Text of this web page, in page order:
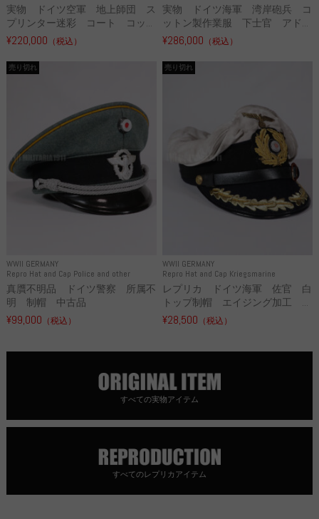
実物 ドイツ空軍 地上師団 ス
プリンター迷彩 コート コッ...
¥220,000 （税込）
実物 ドイツ海軍 湾岸砲兵 コ
ットン製作業服 下士官 アド...
¥286,000 （税込）
WWII GERMANY
Repro Hat and Cap Police and other
売り切れ
真贋不明品 ドイツ警察 所属不
明 制帽 中古品
¥99,000 （税込）
WWII GERMANY
Repro Hat and Cap Kriegsmarine
売り切れ
レプリカ ドイツ海軍 佐官 白
トップ制帽 エイジング加工 ...
¥28,500 （税込）
すべての実物アイテム
すべてのレプリカアイテム